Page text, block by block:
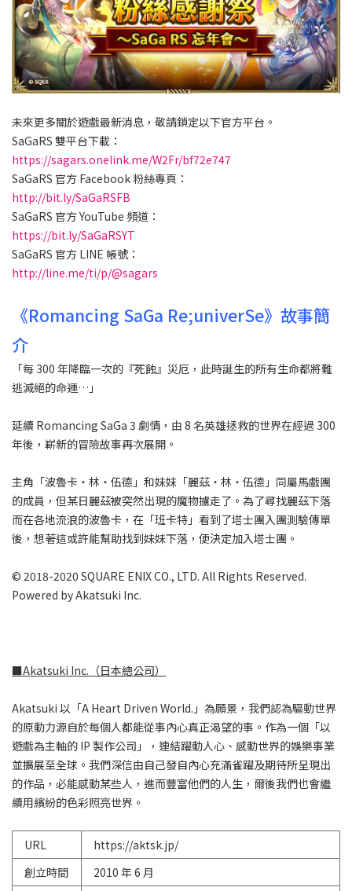
未來更多關於遊戲最新消息，敬請鎖定以下官方平台。
SaGaRS 雙平台下載：
https://sagars.onelink.me/W2Fr/bf72e747
SaGaRS 官方 Facebook 粉絲專頁：
http://bit.ly/SaGaRSFB
SaGaRS 官方 YouTube 頻道：
https://bit.ly/SaGaRSYT
SaGaRS 官方 LINE 帳號：
http://line.me/ti/p/@sagars
《Romancing SaGa Re;univerSe》故事簡
介
「每 300 年降臨一次的『死蝕』災厄，此時誕生的所有生命都將難
逃滅絕的命運…」
延續 Romancing SaGa 3 劇情，由 8 名英雄拯救的世界在經過 300
年後，嶄新的冒險故事再次展開。
主角「波魯卡・林・伍德」和妹妹「麗茲・林・伍德」同屬馬戲團
的成員，但某日麗茲被突然出現的魔物擄走了。為了尋找麗茲下落
而在各地流浪的波魯卡，在「班卡特」看到了塔士團入團測驗傳單
後，想著這或許能幫助找到妹妹下落，便決定加入塔士團。
© 2018-2020 SQUARE ENIX CO., LTD. All Rights Reserved.
Powered by Akatsuki Inc.
■Akatsuki Inc.（日本總公司）
Akatsuki 以「A Heart Driven World.」為願景，我們認為驅動世界
的原動力源自於每個人都能從事內心真正渴望的事。作為一個「以
遊戲為主軸的 IP 製作公司」，連結躍動人心、感動世界的娛樂事業
並擴展至全球。我們深信由自己發自內心充滿雀躍及期待所呈現出
的作品，必能感動某些人，進而豐富他們的人生，爾後我們也會繼
續用繽紛的色彩照亮世界。
URL
https://aktsk.jp/
創立時間
2010 年 6 月